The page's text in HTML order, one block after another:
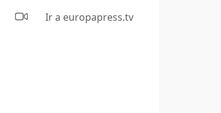
Ir a europapress.tv